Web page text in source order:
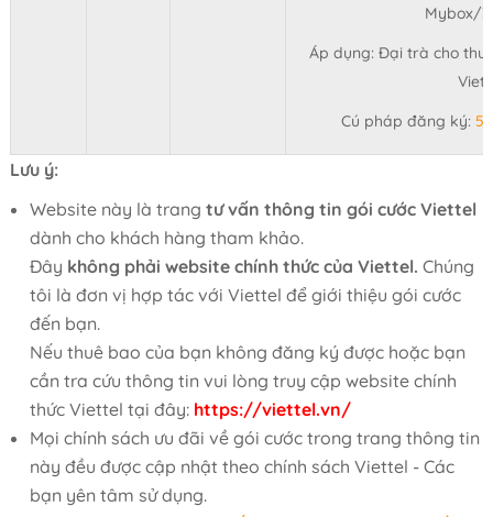
Mybox/
Áp dụng: Đại trà cho
Cú pháp đăng ký:
Lưu ý:
Website này là trang tư vấn thông tin gói cước Viettel
dành cho khách hàng tham khảo.
Đây không phải website chính thức của Viettel. Chúng
tôi là đơn vị hợp tác với Viettel để giới thiệu gói cước
đến bạn.
Nếu thuê bao của bạn không đăng ký được hoặc bạn
cần tra cứu thông tin vui lòng truy cập website chính
thức Viettel tại đây: https://viettel.vn/
Mọi chính sách ưu đãi về gói cước trong trang thông tin
này đều được cập nhật theo chính sách Viettel - Các
bạn yên tâm sử dụng.